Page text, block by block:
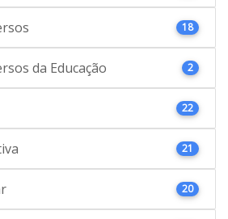
18
da Educação 2
22
21
20